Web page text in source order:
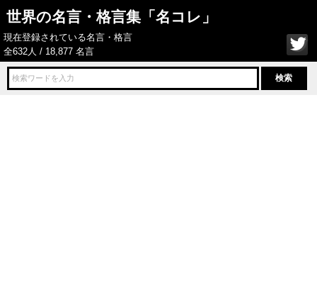
世界の名言・格言集「名コレ」
現在登録されている名言・格言
全632人 / 18,877 名言